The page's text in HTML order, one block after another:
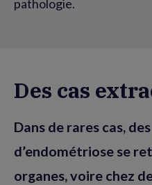
pathologie.
Des cas
Dans de rares cas,
d’endométriose se
organes, voire chez